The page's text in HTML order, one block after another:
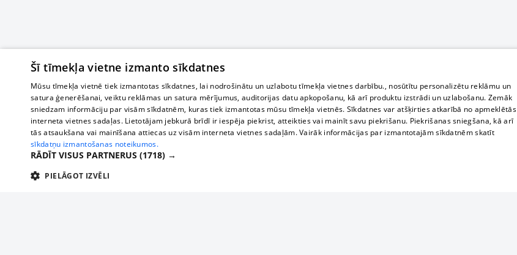
Šī tīmekļa vietne izmanto sīkdatnes
Mūsu tīmekļa vietnē tiek izmantotas sīkdatnes, lai nodrošinātu un uzlabotu tīmekļa vietnes darbību., nosūtītu personalizētu reklāmu un
satura ģenerēšanai, veiktu reklāmas un satura mērījumus, auditorijas datu apkopošanu, kā arī produktu izstrādi un uzlabošanu. Zemāk
sniedzam informāciju par visām sīkdatnēm, kuras tiek izmantotas mūsu tīmekļa vietnēs. Sīkdatnes var atšķirties atkarībā no apmeklētās
interneta vietnes sadaļas. Lietotājam jebkurā brīdī ir iespēja piekrist, atteikties vai mainīt savu piekrišanu. Piekrišanas sniegšana, kā arī
tās atsaukšana vai mainīšana attiecas uz visām interneta vietnes sadaļām. Vairāk informācijas par izmantotajām sīkdatnēm skatīt
sīkdatņu izmantošanas noteikumos.
RĀDĪT VISUS PARTNERUS (1718) →
PIELĀGOT IZVĒLI